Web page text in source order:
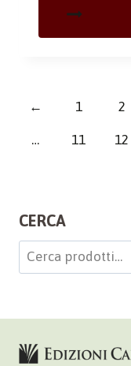
← 1 2
… 11 12
CERCA
Cerca: